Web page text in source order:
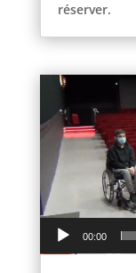
réserver.
Lecteur
vidéo
00:00